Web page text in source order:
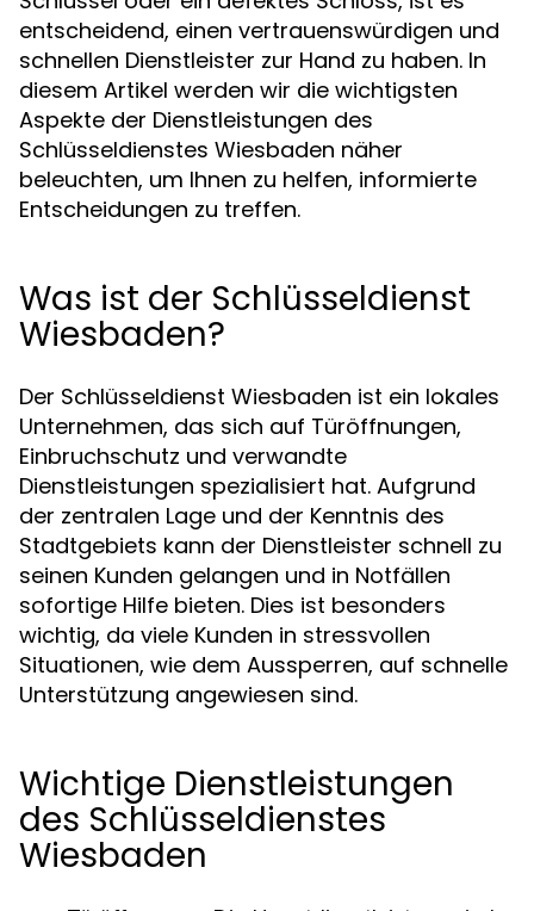
entscheidend, einen vertrauenswürdigen und
schnellen Dienstleister zur Hand zu haben. In
diesem Artikel werden wir die wichtigsten
Aspekte der Dienstleistungen des
Schlüsseldienstes Wiesbaden näher
beleuchten, um Ihnen zu helfen, informierte
Entscheidungen zu treffen.
Was ist der Schlüsseldienst
Wiesbaden?
Der Schlüsseldienst Wiesbaden ist ein lokales
Unternehmen, das sich auf Türöffnungen,
Einbruchschutz und verwandte
Dienstleistungen spezialisiert hat. Aufgrund
der zentralen Lage und der Kenntnis des
Stadtgebiets kann der Dienstleister schnell zu
seinen Kunden gelangen und in Notfällen
sofortige Hilfe bieten. Dies ist besonders
wichtig, da viele Kunden in stressvollen
Situationen, wie dem Aussperren, auf schnelle
Unterstützung angewiesen sind.
Wichtige Dienstleistungen
des Schlüsseldienstes
Wiesbaden